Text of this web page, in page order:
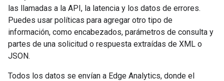
las llamadas a la API, la latencia y los datos de errores.
Puedes usar políticas para agregar otro tipo de
información, como encabezados, parámetros de consulta y
partes de una solicitud o respuesta extraídas de XML o
JSON.
Todos los datos se envían a Edge Analytics, donde el